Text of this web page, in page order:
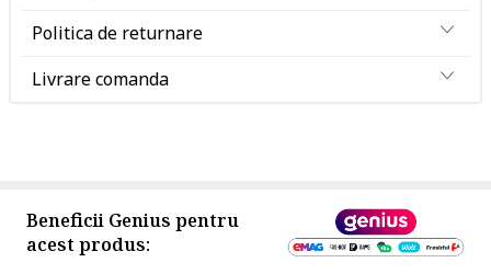
Politica de returnare
Livrare comanda
Beneficii Genius pentru
acest produs: